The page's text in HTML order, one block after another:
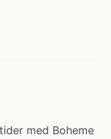
med Boheme